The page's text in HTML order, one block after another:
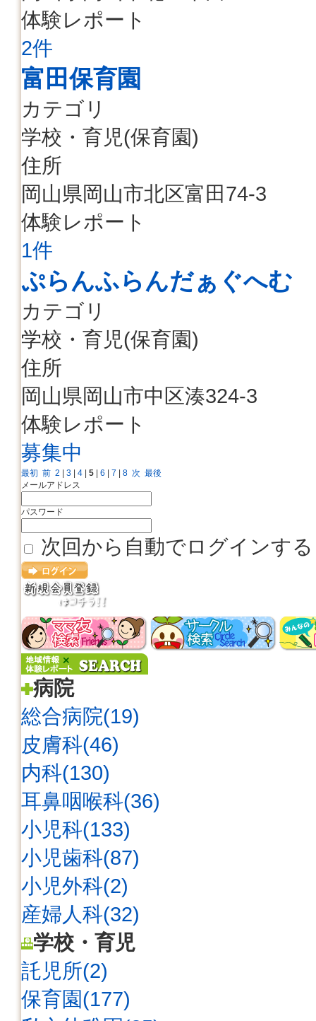
体験レポート
2件
富田保育園
カテゴリ
学校・育児(保育園)
住所
岡山県岡山市北区富田74-3
体験レポート
1件
ぷらんふらんだぁぐへむ
カテゴリ
学校・育児(保育園)
住所
岡山県岡山市中区湊324-3
体験レポート
募集中
最初 前 2 3 4 5 6 7 8 次 最後
メールアドレス
パスワード
次回から自動でログインする
病院
総合病院(19)
皮膚科(46)
内科(130)
耳鼻咽喉科(36)
小児科(133)
小児歯科(87)
小児外科(2)
産婦人科(32)
学校・育児
託児所(2)
保育園(177)